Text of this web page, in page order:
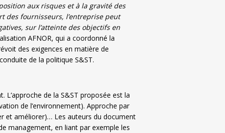
aux risques et à la gravité des
des fournisseurs, l’entreprise peut
sur l’atteinte des objectifs en
AFNOR, qui a coordonné la
des exigences en matière de
de la politique S&ST.
L’approche de la S&ST proposée est la
de l’environnement). Approche par
et améliorer)… Les auteurs du document
management, en liant par exemple les